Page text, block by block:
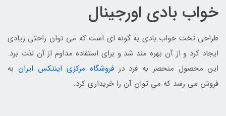
خواب بادی اورجینال
طراحی تخت خواب بادی به گونه ای است که می توان راحتی زیادی
ایجاد کرد و از آن بهره مند شد و برای استفاده مداوم از آن لذت برد.
این محصول منحصر به فرد درفروشگاه مرکزی اینتکس ایران به
فروش می رسد که می توان آن را خریداری کرد.